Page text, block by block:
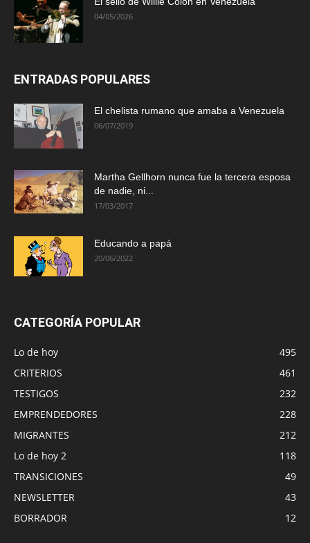
04/05/2026
ENTRADAS POPULARES
El chelista rumano que amaba a Venezuela
06/07/2019
Martha Gellhorn nunca fue la tercera esposa
de nadie, ni...
17/03/2017
Educando a papá
20/06/2022
CATEGORÍA POPULAR
Lo de hoy
495
CRITERIOS
461
TESTIGOS
232
EMPRENDEDORES
228
MIGRANTES
212
Lo de hoy 2
118
TRANSICIONES
49
NEWSLETTER
43
BORRADOR
12